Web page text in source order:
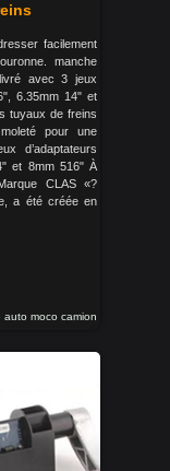
facilement
manche
avec 3 jeux
6.35mm 14" et
tuyaux de freins
pour une
d’adaptateurs
et 8mm 516" À
CLAS «?
a été créée en
auto moco camion